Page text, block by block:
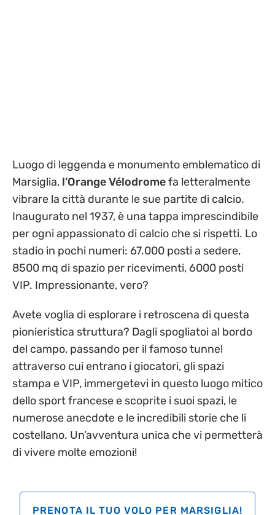
Luogo di leggenda e monumento emblematico di
Marsiglia, l’OrangeVélodromefa letteralmente
vibrare la città durante le sue partite di calcio.
Inaugurato nel 1937, è una tappa imprescindibile
per ogni appassionato di calcio che si rispetti. Lo
stadio in pochi numeri: 67.000 posti a sedere,
8500 mq di spazio per ricevimenti, 6000 posti
VIP. Impressionante, vero?
Avete voglia di esplorare i retroscena di questa
pionieristica struttura? Dagli spogliatoi al bordo
del campo, passando per il famoso tunnel
attraverso cui entrano i giocatori, gli spazi
stampa e VIP, immergetevi in questo luogo mitico
dello sport francese e scoprite i suoi spazi, le
numerose anecdote e le incredibili storie che li
costellano. Un’avventura unica che vi permetterà
di vivere molte emozioni!
PRENOTA IL TUO VOLO PER MARSIGLIA!